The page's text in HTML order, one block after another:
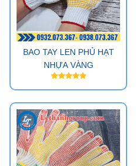
BAO TAY LEN PHỦ HẠT
NHỰA VÀNG